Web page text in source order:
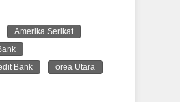
Amerika Serikat
Bank
orea Utara